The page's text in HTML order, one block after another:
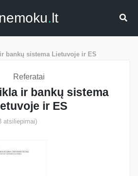
.lt
bankų sistema Lietuvoje ir ES
Referatai
ir bankų sistema
ir ES
atsiliepimai)